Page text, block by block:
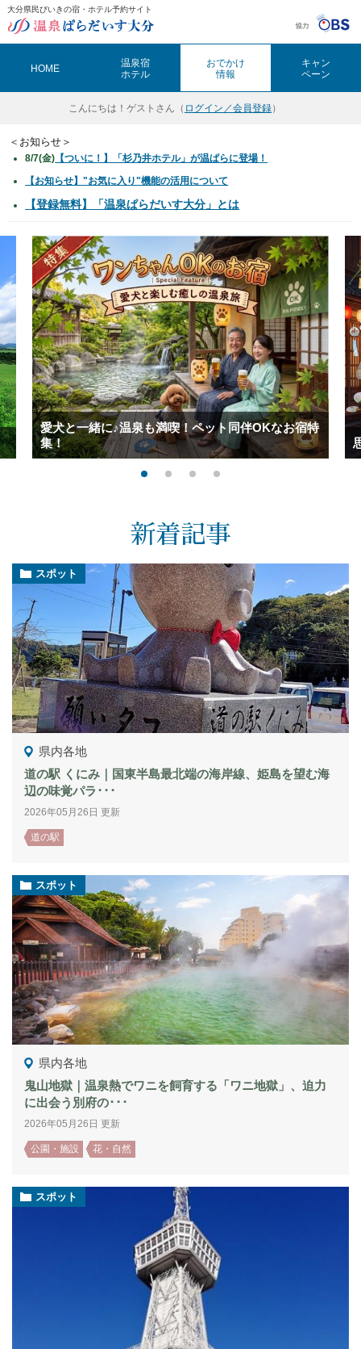
大分県民びいきの宿・ホテル予約サイト
HOME
温泉宿
ホテル
おでかけ
情報
キャン
ペーン
こんにちは！ ゲストさん（ ログイン／会員登録）
＜お知らせ＞
8/7(金) 【ついに！】「杉乃井ホテル」が温ぱらに登場！
【お知らせ】"お気に入り"機能の活用について
【登録無料】「温泉ぱらだいす大分」とは
愛犬と一緒に♪温泉も満喫！ペット同伴OKなお宿特
集！
新着記事
スポット
県内各地
道の駅 くにみ｜国東半島最北端の海岸線、姫島を望む海
辺の味覚パラ･･･
2026年05月26日 更新
道の駅
スポット
県内各地
鬼山地獄｜温泉熱でワニを飼育する「ワニ地獄」、迫力
に出会う別府の･･･
2026年05月26日 更新
公園・施設 花・自然
スポット